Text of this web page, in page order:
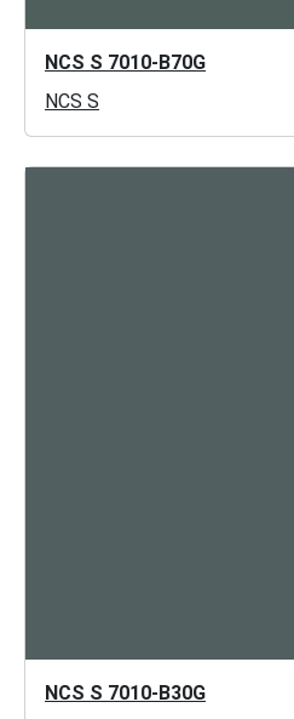
NCS S 7010-B70G
NCS S
NCS S 7010-B30G